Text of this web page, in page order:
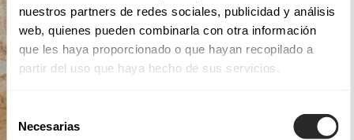
nuestros partners de redes sociales, publicidad y análisis
web, quienes pueden combinarla con otra información
que les haya proporcionado o que hayan recopilado a
partir del uso que haya hecho de sus servicios.
Selección
Necesarias